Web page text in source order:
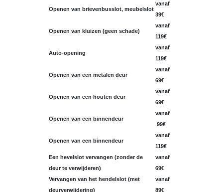
Openen van brievenbusslot, meubelslot
vanaf
39€
Openen van kluizen (geen schade)
vanaf
119€
Auto-opening
vanaf
119€
Openen van een metalen deur
vanaf
69€
Openen van een houten deur
vanaf
69€
Openen van een binnendeur
vanaf
99€
Openen van een binnendeur
vanaf
119€
Een hevelslot vervangen (zonder de
deur te verwijderen)
vanaf
69€
Vervangen van het hendelslot (met
deurverwijdering)
vanaf
89€